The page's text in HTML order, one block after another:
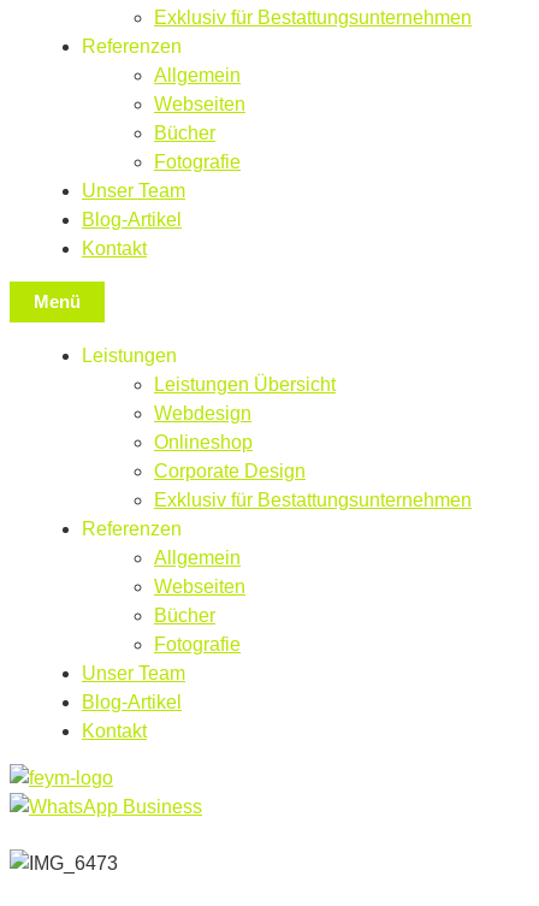
Exklusiv für Bestattungsunternehmen
Referenzen
Allgemein
Webseiten
Bücher
Fotografie
Unser Team
Blog-Artikel
Kontakt
Menü
Leistungen
Leistungen Übersicht
Webdesign
Onlineshop
Corporate Design
Exklusiv für Bestattungsunternehmen
Referenzen
Allgemein
Webseiten
Bücher
Fotografie
Unser Team
Blog-Artikel
Kontakt